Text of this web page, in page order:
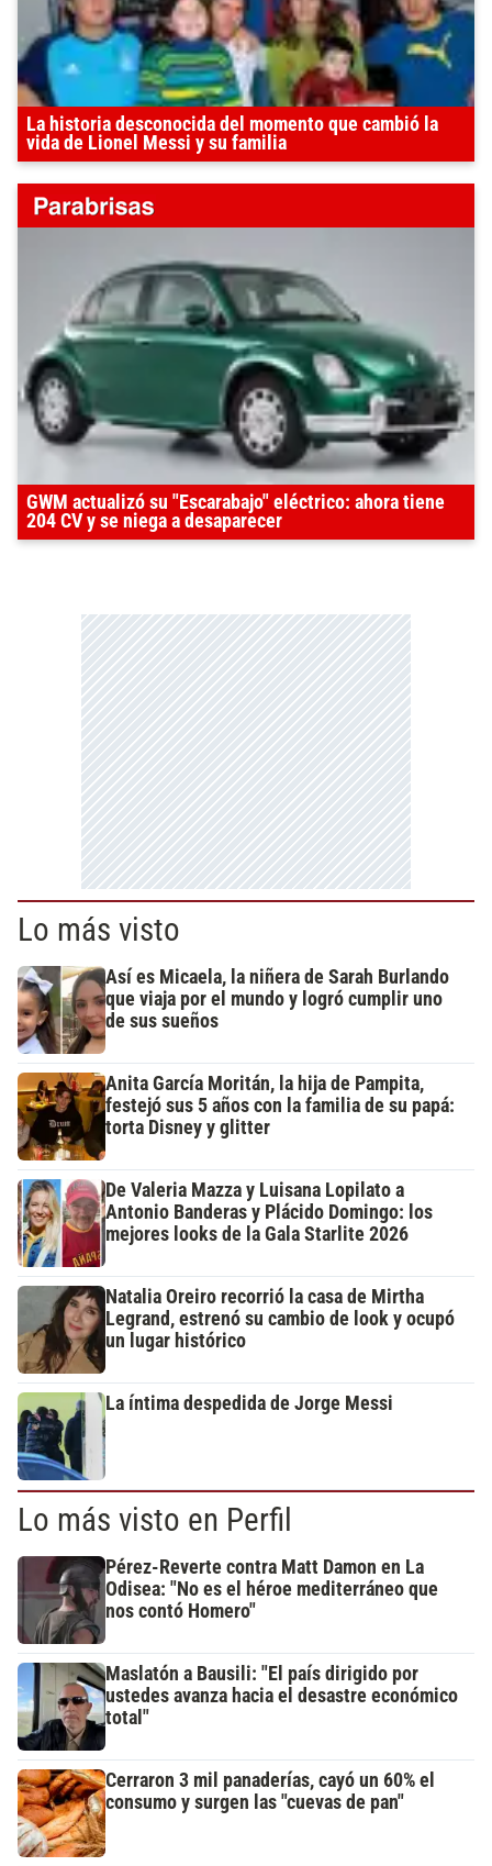
La historia desconocida del momento que cambió la
vida de Lionel Messi y su familia
GWM actualizó su "Escarabajo" eléctrico: ahora tiene
204 CV y se niega a desaparecer
Lo más visto
Así es Micaela, la niñera de Sarah Burlando
que viaja por el mundo y logró cumplir uno
de sus sueños
Anita García Moritán, la hija de Pampita,
festejó sus 5 años con la familia de su papá:
torta Disney y glitter
De Valeria Mazza y Luisana Lopilato a
Antonio Banderas y Plácido Domingo: los
mejores looks de la Gala Starlite 2026
Natalia Oreiro recorrió la casa de Mirtha
Legrand, estrenó su cambio de look y ocupó
un lugar histórico
La íntima despedida de Jorge Messi
Lo más visto en Perfil
Pérez-Reverte contra Matt Damon en La
Odisea: "No es el héroe mediterráneo que
nos contó Homero"
Maslatón a Bausili: "El país dirigido por
ustedes avanza hacia el desastre económico
total"
Cerraron 3 mil panaderías, cayó un 60% el
consumo y surgen las "cuevas de pan"